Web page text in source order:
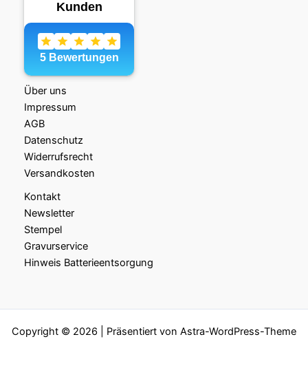
Über uns
Impressum
AGB
Datenschutz
Widerrufsrecht
Versandkosten
Kontakt
Newsletter
Stempel
Gravurservice
Hinweis Batterieentsorgung
Copyright © 2026 | Präsentiert von Astra-WordPress-Theme